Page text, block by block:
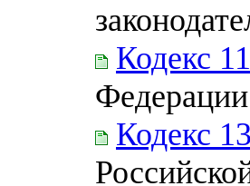
Кодекс
Кодекс